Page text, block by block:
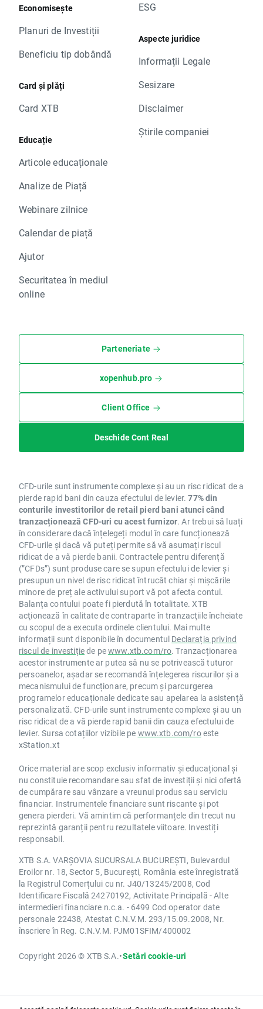
Economisește
Planuri de Investiții
Beneficiu tip dobândă
Card și plăți
Card XTB
Educație
Articole educaționale
Analize de Piață
Webinare zilnice
Calendar de piață
Ajutor
Securitatea în mediul
online
ESG
Aspecte juridice
Informații Legale
Sesizare
Disclaimer
Știrile companiei
Parteneriate
xopenhub.pro
Client Office
Deschide Cont Real
CFD-urile sunt instrumente complexe și au un risc ridicat de a
pierde rapid bani din cauza efectului de levier.77% din
conturile investitorilor de retail pierd bani atunci când
tranzacționează CFD-uri cu acest furnizor. Ar trebui să luați
în considerare dacă înțelegeți modul în care funcționează
CFD-urile și dacă vă puteți permite să vă asumați riscul
ridicat de a vă pierde banii. Contractele pentru diferență
(”CFDs”) sunt produse care se supun efectului de levier și
presupun un nivel de risc ridicat întrucât chiar și mișcările
minore de preț ale activului suport vă pot afecta contul.
Balanța contului poate fi pierdută în totalitate. XTB
acţionează în calitate de contraparte în tranzacţiile încheiate
cu scopul de a executa ordinele clientului. Mai multe
informații sunt disponibile în documentul Declarația privind
riscul de investițiede pewww.xtb.com/ro. Tranzacționarea
acestor instrumente ar putea să nu se potrivească tuturor
persoanelor, așadar se recomandă înțelegerea riscurilor și a
mecanismului de funcționare, precum și parcurgerea
programelor educaționale dedicate sau apelarea la asistență
personalizată. CFD-urile sunt instrumente complexe și au un
risc ridicat de a vă pierde rapid banii din cauza efectului de
levier. Sursa cotațiilor vizibile pe www.xtb.com/roeste
xStation.xt
Orice material are scop exclusiv informativ și educațional și
nu constituie recomandare sau sfat de investiții și nici ofertă
de cumpărare sau vânzare a vreunui produs sau serviciu
financiar. Instrumentele financiare sunt riscante și pot
genera pierderi. Vă amintim că performanțele din trecut nu
reprezintă garanții pentru rezultatele viitoare. Investiți
responsabil.
XTB S.A. VARȘOVIA SUCURSALA BUCUREȘTI, Bulevardul
Eroilor nr. 18, Sector 5, București, România este înregistrată
la Registrul Comerțului cu nr. J40/13245/2008, Cod
Identificare Fiscală 24270192, Activitate Principală - Alte
intermedieri financiare n.c.a. - 6499 Cod operator date
personale 22438, Atestat C.N.V.M. 293/15.09.2008, Nr.
înscriere în Reg. C.N.V.M. PJM01SFIM/400002
Copyright 2026 © XTB S.A.•Setări cookie-uri